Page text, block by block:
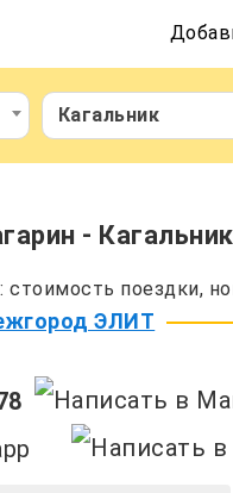
Кагальник
- Кагальник
стоимость поездки,
ЭЛИТ